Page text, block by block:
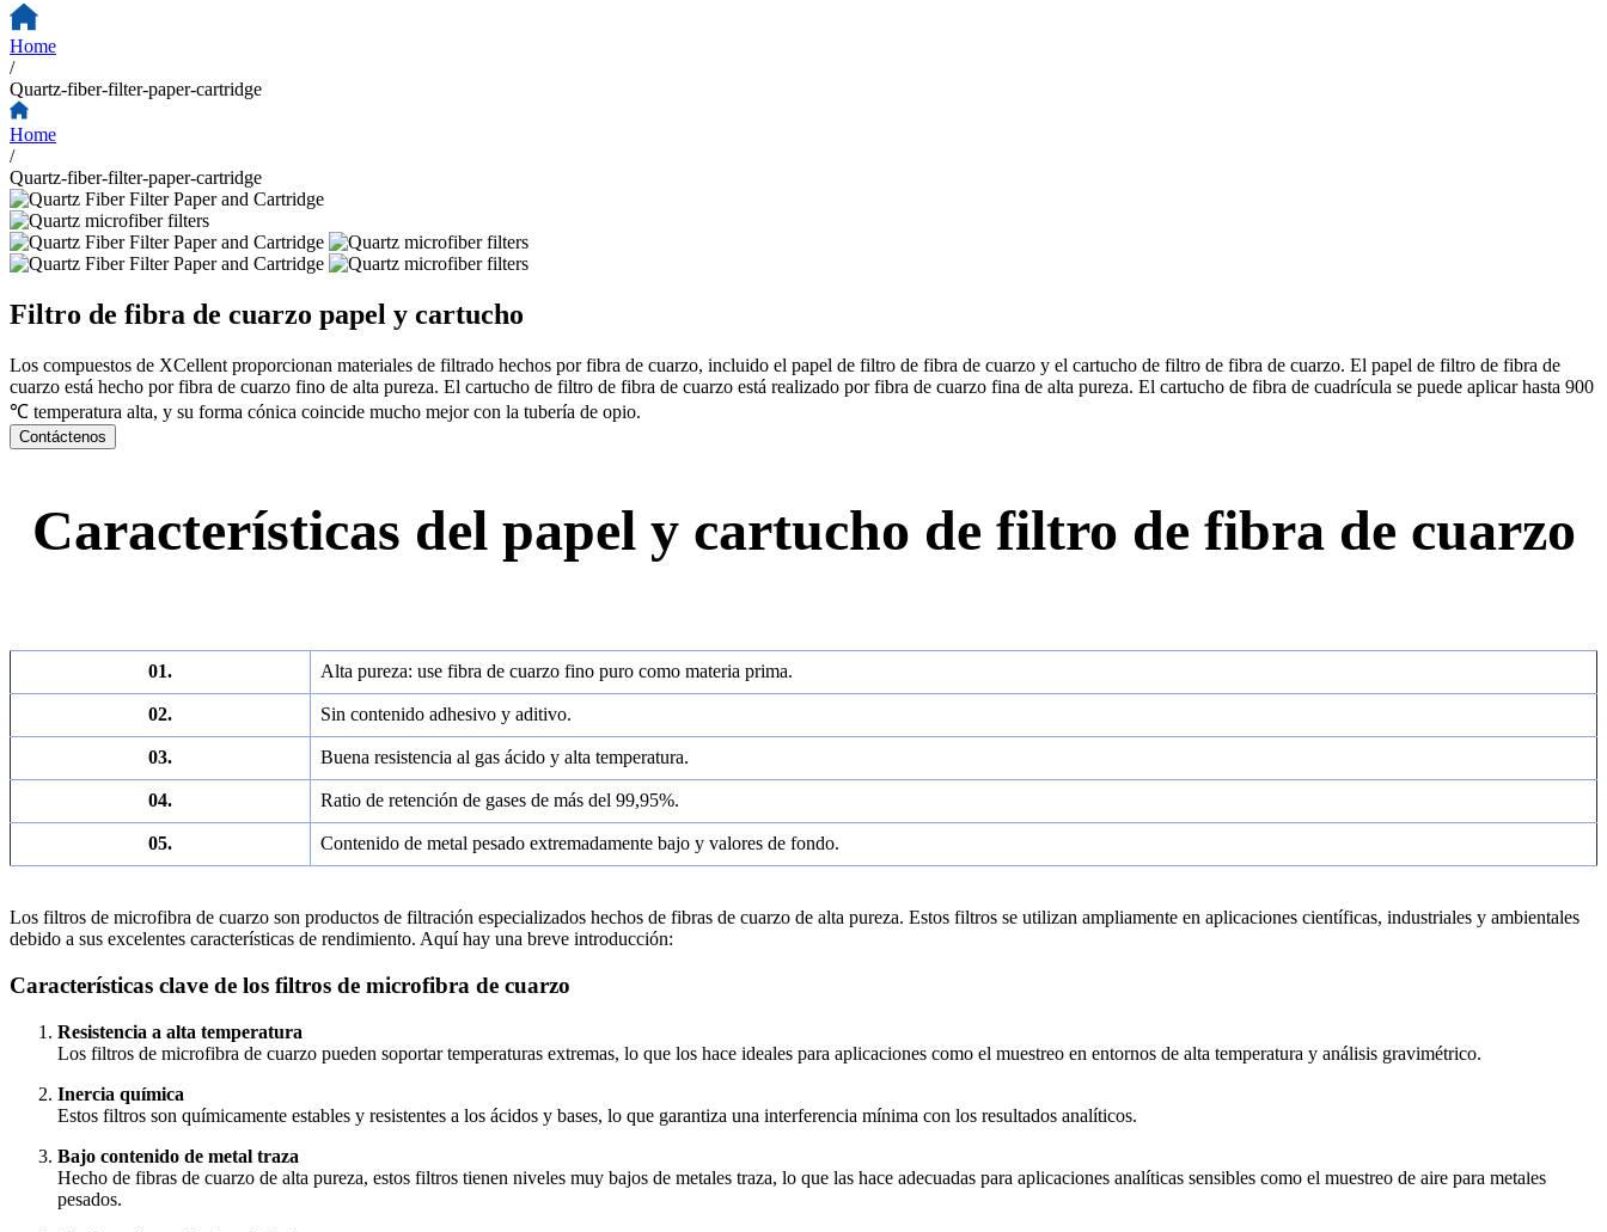
Home
/
Quartz-fiber-filter-paper-cartridge
Home
/
Quartz-fiber-filter-paper-cartridge
Filtro de fibra de cuarzo papel y cartucho
Los compuestos de XCellent proporcionan materiales de filtrado hechos por fibra de cuarzo, incluido el papel de filtro de fibra de cuarzo y el cartucho de filtro de fibra de cuarzo. El papel de filtro de fibra de
cuarzo está hecho por fibra de cuarzo fino de alta pureza. El cartucho de filtro de fibra de cuarzo está realizado por fibra de cuarzo fina de alta pureza. El cartucho de fibra de cuadrícula se puede aplicar hasta 900
℃ temperatura alta, y su forma cónica coincide mucho mejor con la tubería de opio.
Contáctenos
Características del papel y cartucho de filtro de fibra de cuarzo
01. Alta pureza: use fibra de cuarzo fino puro como materia prima.
02. Sin contenido adhesivo y aditivo.
03. Buena resistencia al gas ácido y alta temperatura.
04. Ratio de retención de gases de más del 99,95%.
05. Contenido de metal pesado extremadamente bajo y valores de fondo.
Los filtros de microfibra de cuarzo son productos de filtración especializados hechos de fibras de cuarzo de alta pureza. Estos filtros se utilizan ampliamente en aplicaciones científicas, industriales y ambientales
debido a sus excelentes características de rendimiento. Aquí hay una breve introducción:
Características clave de los filtros de microfibra de cuarzo
Resistencia a alta temperatura
Los filtros de microfibra de cuarzo pueden soportar temperaturas extremas, lo que los hace ideales para aplicaciones como el muestreo en entornos de alta temperatura y análisis gravimétrico.
Inercia química
Estos filtros son químicamente estables y resistentes a los ácidos y bases, lo que garantiza una interferencia mínima con los resultados analíticos.
Bajo contenido de metal traza
Hecho de fibras de cuarzo de alta pureza, estos filtros tienen niveles muy bajos de metales traza, lo que las hace adecuadas para aplicaciones analíticas sensibles como el muestreo de aire para metales
pesados.